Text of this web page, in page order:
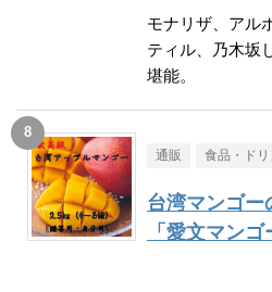
モナリザ、アル
ティル、乃木坂
堪能。
通販 食品・ドリ
台湾マンゴー
「愛文マンゴ